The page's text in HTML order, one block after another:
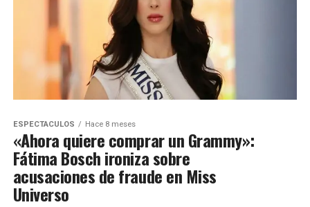
ESPECTACULOS Hace 8 meses
«Ahora quiere comprar un Grammy»:
Fátima Bosch ironiza sobre
acusaciones de fraude en Miss
Universo